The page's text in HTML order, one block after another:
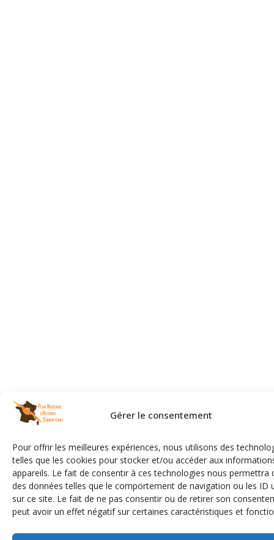
Gérer le consentement
Pour offrir les meilleures expériences, nous utilisons des
telles que les cookies pour stocker et/ou accéder aux
appareils. Le fait de consentir à ces technologies nous permettra
des données telles que le comportement de navigation ou les ID
sur ce site. Le fait de ne pas consentir ou de retirer son
peut avoir un effet négatif sur certaines caractéristiques et